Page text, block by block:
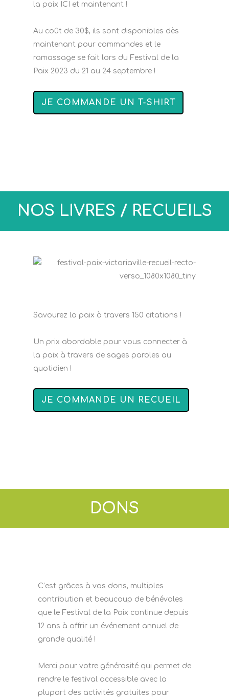
la paix ICI et maintenant !
Au coût de 30$, ils sont disponibles dès
maintenant pour commandes et le
ramassage se fait lors du Festival de la
Paix 2023 du 21 au 24 septembre !
JE COMMANDE UN T-SHIRT
NOS LIVRES / RECUEILS
Savourez la paix à travers 150 citations !
Un prix abordable pour vous connecter à
la paix à travers de sages paroles au
quotidien !
JE COMMANDE UN RECUEIL
DONS
C’est grâces à vos dons, multiples
contribution et beaucoup de bénévoles
que le Festival de la Paix continue depuis
12 ans à offrir un événement annuel de
grande qualité !
Merci pour votre générosité qui permet de
rendre le festival accessible avec la
plupart des activités gratuites pour